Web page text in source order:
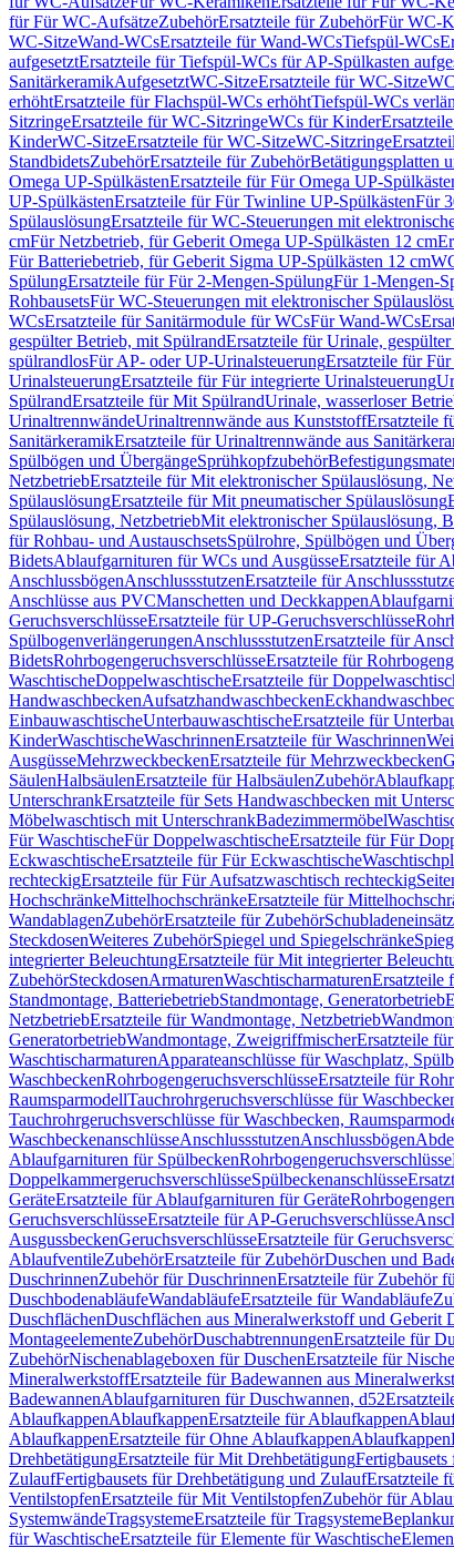
für Für WC-AufsätzeZubehörErsatzteile für ZubehörFür WC-
WC-SitzeWand-WCsErsatzteile für Wand-WCsTiefspül-WCs
aufgesetztErsatzteile für Tiefspül-WCs für AP-Spülkasten
SanitärkeramikAufgesetztWC-SitzeErsatzteile für WC-Sitze
erhöhtErsatzteile für Flachspül-WCs erhöhtTiefspül-WCs
SitzringeErsatzteile für WC-SitzringeWCs für Kinder
KinderWC-SitzeErsatzteile für WC-SitzeWC-Sitzringe
StandbidetsZubehörErsatzteile für ZubehörBetätigungsplatten
Omega UP-SpülkästenErsatzteile für Für Omega UP-
UP-SpülkästenErsatzteile für Für Twinline UP-SpülkästenFür
SpülauslösungErsatzteile für WC-Steuerungen mit
cmFür Netzbetrieb, für Geberit Omega UP-Spülkästen 12 cm
Für Batteriebetrieb, für Geberit Sigma UP-Spülkästen 12 cm
SpülungErsatzteile für Für 2-Mengen-SpülungFür 1-Mengen-
RohbausetsFür WC-Steuerungen mit elektronischer
WCsErsatzteile für Sanitärmodule für WCsFür Wand-WCs
gespülter Betrieb, mit SpülrandErsatzteile für Urinale,
spülrandlosFür AP- oder UP-UrinalsteuerungErsatzteile für
UrinalsteuerungErsatzteile für Für integrierte Urinalsteuerung
SpülrandErsatzteile für Mit SpülrandUrinale, wasserloser
UrinaltrennwändeUrinaltrennwände aus KunststoffErsatzteile
SanitärkeramikErsatzteile für Urinaltrennwände aus
Spülbögen und ÜbergängeSprühkopfzubehör
NetzbetriebErsatzteile für Mit elektronischer Spülauslösung,
SpülauslösungErsatzteile für Mit pneumatischer Spülauslösung
Spülauslösung, NetzbetriebMit elektronischer Spülauslösung,
für Rohbau- und AustauschsetsSpülrohre, Spülbögen und
BidetsAblaufgarnituren für WCs und AusgüsseErsatzteile für
AnschlussbögenAnschlussstutzenErsatzteile für
Anschlüsse aus PVCManschetten und Deckkappen
GeruchsverschlüsseErsatzteile für UP-Geruchsverschlüsse
SpülbogenverlängerungenAnschlussstutzenErsatzteile für
BidetsRohrbogengeruchsverschlüsseErsatzteile für
WaschtischeDoppelwaschtischeErsatzteile für
HandwaschbeckenAufsatzhandwaschbecken
EinbauwaschtischeUnterbauwaschtischeErsatzteile für
KinderWaschtischeWaschrinnenErsatzteile für Waschrinnen
AusgüsseMehrzweckbeckenErsatzteile für Mehrzweckbecken
SäulenHalbsäulenErsatzteile für HalbsäulenZubehör
UnterschrankErsatzteile für Sets Handwaschbecken mit
Möbelwaschtisch mit UnterschrankBadezimmermöbel
Für WaschtischeFür DoppelwaschtischeErsatzteile für Für
EckwaschtischeErsatzteile für Für Eckwaschtische
rechteckigErsatzteile für Für Aufsatzwaschtisch rechteckig
HochschränkeMittelhochschränkeErsatzteile für
WandablagenZubehörErsatzteile für Zubehör
SteckdosenWeiteres ZubehörSpiegel und Spiegelschränke
integrierter BeleuchtungErsatzteile für Mit integrierter
ZubehörSteckdosenArmaturenWaschtischarmaturenErsatzteile
Standmontage, BatteriebetriebStandmontage, Generatorbetrieb
NetzbetriebErsatzteile für Wandmontage, Netzbetrieb
GeneratorbetriebWandmontage, ZweigriffmischerErsatzteile
WaschtischarmaturenApparateanschlüsse für Waschplatz,
WaschbeckenRohrbogengeruchsverschlüsseErsatzteile für
RaumsparmodellTauchrohrgeruchsverschlüsse für
Tauchrohrgeruchsverschlüsse für Waschbecken,
WaschbeckenanschlüsseAnschlussstutzenAnschlussbögen
Ablaufgarnituren für SpülbeckenRohrbogengeruchsverschlüsse
DoppelkammergeruchsverschlüsseSpülbeckenanschlüsse
GeräteErsatzteile für Ablaufgarnituren für Geräte
GeruchsverschlüsseErsatzteile für AP-Geruchsverschlüsse
AusgussbeckenGeruchsverschlüsseErsatzteile für
AblaufventileZubehörErsatzteile für ZubehörDuschen und
DuschrinnenZubehör für DuschrinnenErsatzteile für Zubehör
DuschbodenabläufeWandabläufeErsatzteile für Wandabläufe
DuschflächenDuschflächen aus Mineralwerkstoff und Geberit
MontageelementeZubehörDuschabtrennungenErsatzteile für
ZubehörNischenablageboxen für DuschenErsatzteile für
MineralwerkstoffErsatzteile für Badewannen aus
BadewannenAblaufgarnituren für Duschwannen, d52
AblaufkappenAblaufkappenErsatzteile für Ablaufkappen
AblaufkappenErsatzteile für Ohne AblaufkappenAblaufkappen
DrehbetätigungErsatzteile für Mit Drehbetätigung
ZulaufFertigbausets für Drehbetätigung und ZulaufErsatzteile
VentilstopfenErsatzteile für Mit VentilstopfenZubehör für
SystemwändeTragsystemeErsatzteile für Tragsysteme
für WaschtischeErsatzteile für Elemente für Waschtische